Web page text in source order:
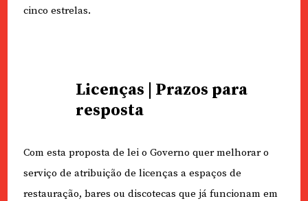
cinco estrelas.
Licenças | Prazos para
resposta
Com esta proposta de lei o Governo quer melhorar o
serviço de atribuição de licenças a espaços de
restauração, bares ou discotecas que já funcionam em